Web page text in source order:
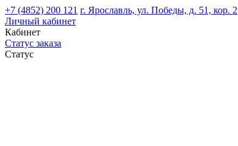
+7 (4852) 200 121 г. Ярославль, ул. Победы, д. 51, кор. 2
Личный кабинет
Кабинет
Статус заказа
Статус